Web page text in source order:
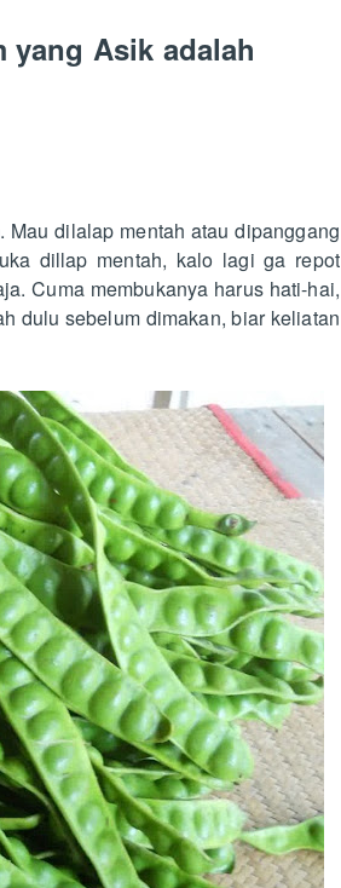
yang Asik adalah
dilalap mentah atau dipanggang
dillap mentah, kalo lagi ga repot
Cuma membukanya harus hati-hai,
dulu sebelum dimakan, biar keliatan